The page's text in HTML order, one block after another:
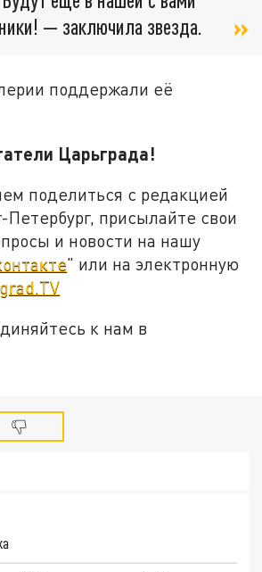
— заключила звезда.
поддержали её
Царьграда!
поделиться с редакцией
Петербург, присылайте свои
и новости на нашу
" или на электронную
к нам в